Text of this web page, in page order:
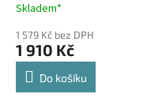
Skladem*
1 579 Kč bez DPH
1 910 Kč
Do košíku